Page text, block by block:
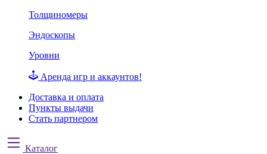
Толщиномеры
Эндоскопы
Уровни
Аренда игр и аккаунтов!
Доставка и оплата
Пункты выдачи
Стать партнером
Каталог